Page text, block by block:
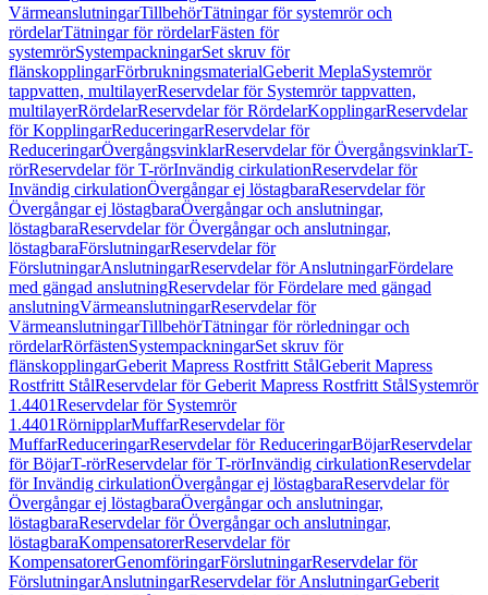
VärmeanslutningarTillbehörTätningar för systemrör och
rördelarTätningar för rördelarFästen för
systemrörSystempackningarSet skruv för
flänskopplingarFörbrukningsmaterialGeberit MeplaSystemrör
tappvatten, multilayerReservdelar för Systemrör tappvatten,
multilayerRördelarReservdelar för RördelarKopplingarReservdelar
för KopplingarReduceringarReservdelar för
ReduceringarÖvergångsvinklarReservdelar för ÖvergångsvinklarT-
rörReservdelar för T-rörInvändig cirkulationReservdelar för
Invändig cirkulationÖvergångar ej löstagbaraReservdelar för
Övergångar ej löstagbaraÖvergångar och anslutningar,
löstagbaraReservdelar för Övergångar och anslutningar,
löstagbaraFörslutningarReservdelar för
FörslutningarAnslutningarReservdelar för AnslutningarFördelare
med gängad anslutningReservdelar för Fördelare med gängad
anslutningVärmeanslutningarReservdelar för
VärmeanslutningarTillbehörTätningar för rörledningar och
rördelarRörfästenSystempackningarSet skruv för
flänskopplingarGeberit Mapress Rostfritt StålGeberit Mapress
Rostfritt StålReservdelar för Geberit Mapress Rostfritt StålSystemrör
1.4401Reservdelar för Systemrör
1.4401RörnipplarMuffarReservdelar för
MuffarReduceringarReservdelar för ReduceringarBöjarReservdelar
för BöjarT-rörReservdelar för T-rörInvändig cirkulationReservdelar
för Invändig cirkulationÖvergångar ej löstagbaraReservdelar för
Övergångar ej löstagbaraÖvergångar och anslutningar,
löstagbaraReservdelar för Övergångar och anslutningar,
löstagbaraKompensatorerReservdelar för
KompensatorerGenomföringarFörslutningarReservdelar för
FörslutningarAnslutningarReservdelar för AnslutningarGeberit